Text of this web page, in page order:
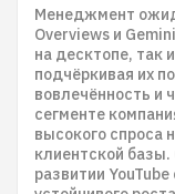
Менеджмент
Overviews и
на десктопе, так
подчёркивая их
вовлечённость и
сегменте
высокого спроса
клиентской
развитии